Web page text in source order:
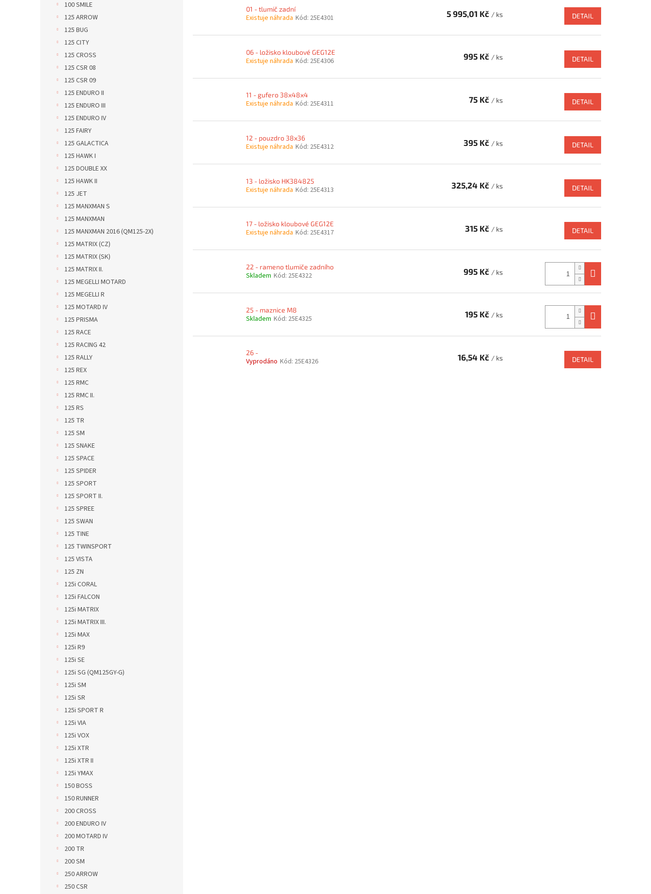
100 SMILE
125 ARROW
125 BUG
125 CITY
125 CROSS
125 CSR 08
125 CSR 09
125 ENDURO II
125 ENDURO III
125 ENDURO IV
125 FAIRY
125 GALACTICA
125 HAWK I
125 DOUBLE XX
125 HAWK II
125 JET
125 MANXMAN S
125 MANXMAN
125 MANXMAN 2016 (QM125-2X)
125 MATRIX (CZ)
125 MATRIX (SK)
125 MATRIX II.
125 MEGELLI MOTARD
125 MEGELLI R
125 MOTARD IV
125 PRISMA
125 RACE
125 RACING 42
125 RALLY
125 REX
125 RMC
125 RMC II.
125 RS
125 TR
125 SM
125 SNAKE
125 SPACE
125 SPIDER
125 SPORT
125 SPORT II.
125 SPREE
125 SWAN
125 TINE
125 TWINSPORT
125 VISTA
125 ZN
125i CORAL
125i FALCON
125i MATRIX
125i MATRIX III.
125i MAX
125i R9
125i SE
125i SG (QM125GY-G)
125i SM
125i SR
125i SPORT R
125i VIA
125i VOX
125i XTR
125i XTR II
125i YMAX
150 BOSS
150 RUNNER
200 CROSS
200 ENDURO IV
200 MOTARD IV
200 TR
200 SM
250 ARROW
250 CSR
d
ů
01 - tlumič zadní
Existuje náhrada Kód: 25E4301 5 995,01 Kč / ks DETAIL
06 - ložisko kloubové GEG12E
Existuje náhrada Kód: 25E4306 995 Kč / ks DETAIL
11 - gufero 38x48x4
Existuje náhrada Kód: 25E4311 75 Kč / ks DETAIL
12 - pouzdro 38x36
Existuje náhrada Kód: 25E4312 395 Kč / ks DETAIL
13 - ložisko HK384825
Existuje náhrada Kód: 25E4313 325,24 Kč / ks DETAIL
17 - ložisko kloubové GEG12E
Existuje náhrada Kód: 25E4317 315 Kč / ks DETAIL
22 - rameno tlumiče zadního
Skladem Kód: 25E4322 995 Kč / ks
25 - maznice M8
Skladem Kód: 25E4325 195 Kč / ks
26 -
Vyprodáno Kód: 25E4326 16,54 Kč / ks DETAIL